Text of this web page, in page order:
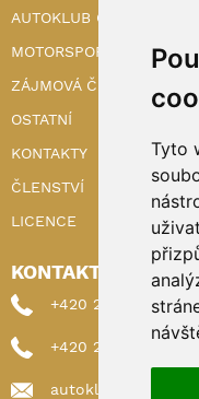
Tyto
AUTOKLUB ČR
MOTORSPORT
ZÁJMOVÁ ČINNOST
OSTATNÍ
KONTAKTY
ČLENSTVÍ
LICENCE
KONTAKTY
+420 222 898 224
+420 222 898 221